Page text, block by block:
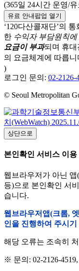
(365일 24시간 운영/유
유료 안내팝업 열기
‘120다산콜재단’의
한 수익자 부담원칙
요금이 부과되며 휴대
의 요금체계에 따릅니
)
로그인 문의: 02-2126-
© Seoul Metropolitan
상단으로
본인확인 서비스 이
웹브라우저가 아닌
등)으로 본인확인 서
습니다.
웹브라우저앱(크롬,
인을 진행하여 주시
해당 오류는 조속히
※ 문의: 02-2126-4519,